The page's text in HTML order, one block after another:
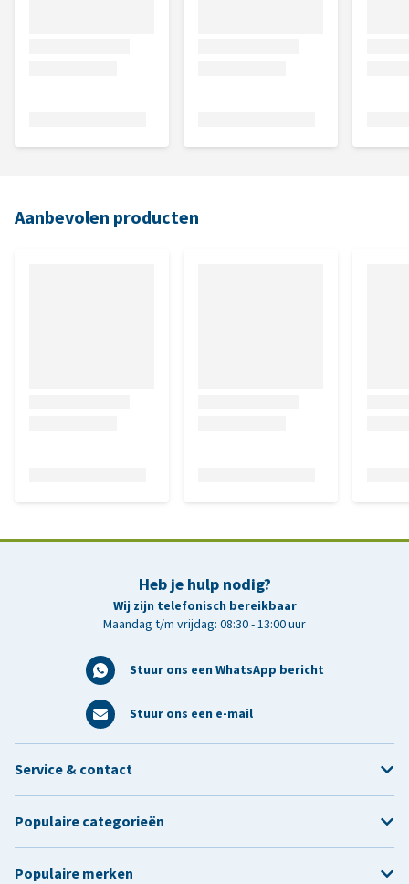
Aanbevolen producten
Heb je hulp nodig?
Wij zijn telefonisch bereikbaar
Maandag t/m vrijdag: 08:30 - 13:00 uur
Stuur ons een WhatsApp bericht
Stuur ons een e-mail
Service & contact
Populaire categorieën
Populaire merken